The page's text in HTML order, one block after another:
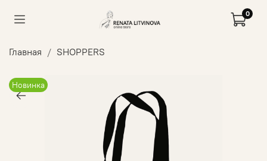
0
Главная SHOPPERS
Новинка